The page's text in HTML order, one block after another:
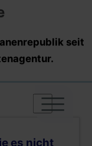
seit
|
|
|
es nicht